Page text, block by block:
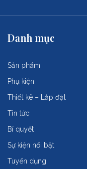
Danh mục
Sản phẩm
Phụ kiện
Thiết kê – Lắp đặt
Tin tức
Bí quyết
Sự kiện nổi bật
Tuyển dụng